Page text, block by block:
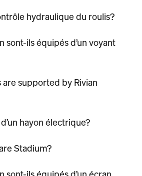
hydraulique du roulis?
sont-ils équipés d’un voyant
supported by Rivian
hayon électrique?
Stadium?